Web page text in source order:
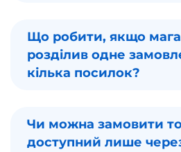
Що робити, якщо
розділив одне
кілька посилок?
Чи можна замовити
доступний лише